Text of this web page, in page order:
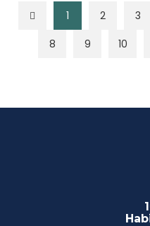
1 2 3
8
9 10